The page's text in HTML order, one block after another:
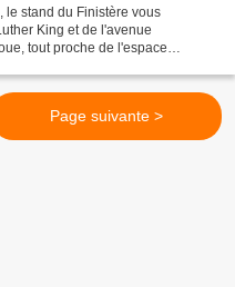
le stand du Finistère vous
King et de l'avenue
tout proche de l'espace
Page suivante >